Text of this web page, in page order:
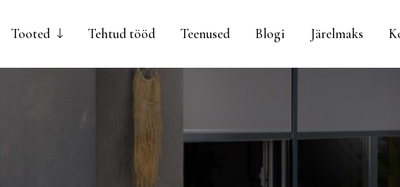
Tooted Tehtud tööd Teenused Blogi Järelmaks